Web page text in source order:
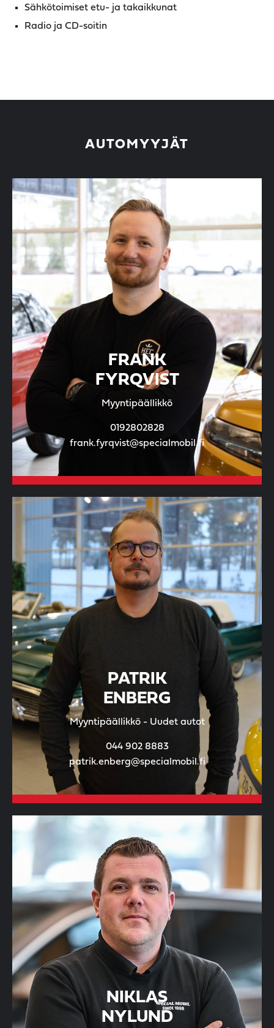
Sähkötoimiset etu- ja takaikkunat
Radio ja CD-soitin
AUTOMYYJÄT
FRANK
FYRQVIST
Myyntipäällikkö
0192802828
frank.fyrqvist@specialmobil.fi
PATRIK
ENBERG
Myyntipäällikkö - Uudet autot
044 902 8883
patrik.enberg@specialmobil.fi
NIKLAS
NYLUND